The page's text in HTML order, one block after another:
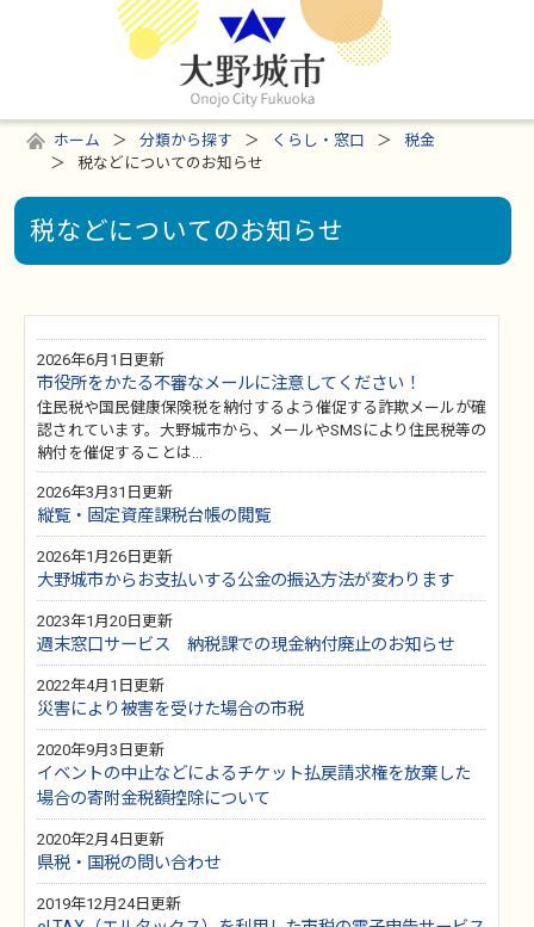
ホーム 分類から探す くらし・窓口
税金
税などについてのお知らせ
税などについてのお知らせ
2026年6月1日更新
市役所をかたる不審なメールに注意してください！
住民税や国民健康保険税を納付するよう催促する詐欺メールが確
認されています。大野城市から、メールやSMSにより住民税等の
納付を催促することは…
2026年3月31日更新
縦覧・固定資産課税台帳の閲覧
2026年1月26日更新
大野城市からお支払いする公金の振込方法が変わります
2023年1月20日更新
週末窓口サービス 納税課での現金納付廃止のお知らせ
2022年4月1日更新
災害により被害を受けた場合の市税
2020年9月3日更新
イベントの中止などによるチケット払戻請求権を放棄した
場合の寄附金税額控除について
2020年2月4日更新
県税・国税の問い合わせ
2019年12月24日更新